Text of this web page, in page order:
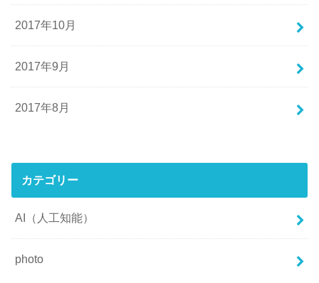
2017年10月
2017年9月
2017年8月
カテゴリー
AI（人工知能）
photo